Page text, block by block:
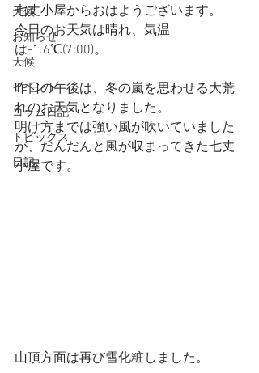
天候
お知らせ
天候
イベント
コラム日記
トピックス
日記
七丈小屋からおはようございます。
今日のお天気は晴れ、気温
は-1.6℃(7:00)。
昨日の午後は、冬の嵐を思わせる大荒
れのお天気となりました。
明け方までは強い風が吹いていました
が、だんだんと風が収まってきた七丈
小屋です。
山頂方面は再び雪化粧しました。